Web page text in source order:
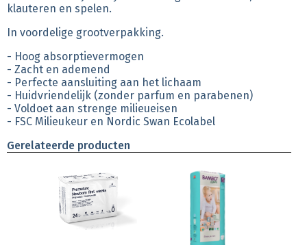
klauteren en spelen.
In voordelige grootverpakking.
- Hoog absorptievermogen
- Zacht en ademend
- Perfecte aansluiting aan het lichaam
- Huidvriendelijk (zonder parfum en parabenen)
- Voldoet aan strenge milieueisen
- FSC Milieukeur en Nordic Swan Ecolabel
Gerelateerde producten